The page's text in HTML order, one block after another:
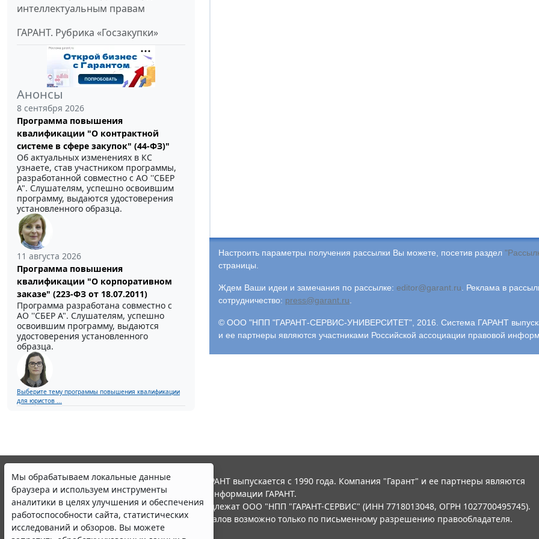
интеллектуальным правам
ГАРАНТ. Рубрика «Госзакупки»
Анонсы
8 сентября 2026
Программа повышения
квалификации "О контрактной
системе в сфере закупок" (44-ФЗ)"
Об актуальных изменениях в КС
узнаете, став участником программы,
разработанной совместно с АО ''СБЕР
А". Слушателям, успешно освоившим
программу, выдаются удостоверения
установленного образца.
11 августа 2026
Программа повышения
квалификации "О корпоративном
заказе" (223-ФЗ от 18.07.2011)
Программа разработана совместно с
АО ''СБЕР А". Слушателям, успешно
освоившим программу, выдаются
удостоверения установленного
образца.
Выберите тему программы повышения квалификации
для юристов ...
Настроить параметры получения рассылки Вы можете, посетив раздел
страницы.
Ждем Ваши идеи и замечания по рассылке: editor@garant.ru Реклама в
сотрудничество: press@garant.ru
© ООО "НПП "ГАРАНТ-СЕРВИС-УНИВЕРСИТЕТ", 2016. Система ГАРАНТ
и ее партнеры являются участниками Российской ассоциации правовой
Мы обрабатываем локальные данные
браузера и используем инструменты
аналитики в целях улучшения и обеспечения
работоспособности сайта, статистических
исследований и обзоров. Вы можете
© ООО "НПП "ГАРАНТ-СЕРВИС", 2026. Система ГАРАНТ выпускается с 1990 года. Компания "Гарант" и ее партнеры являются
участниками Российской ассоциации правовой информации ГАРАНТ.
Все права на материалы сайта ГАРАНТ.РУ принадлежат ООО "НПП "ГАРАНТ-СЕРВИС" (ИНН 7718013048, ОГРН 1027700495745).
Полное или частичное воспроизведение материалов возможно только по письменному разрешению правообладателя.
Правила использования портала.